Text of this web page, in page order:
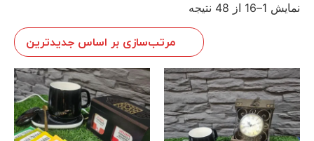
نمایش 1–16 از 48 نتیجه